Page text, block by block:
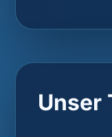
Unser